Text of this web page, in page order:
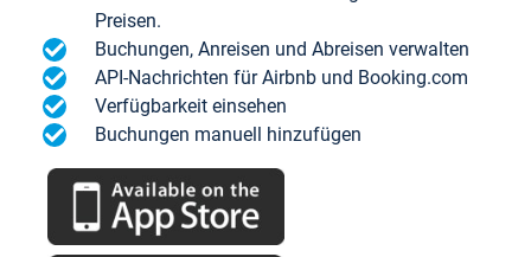
Preisen.
Buchungen, Anreisen und Abreisen verwalten
API-Nachrichten für Airbnb und Booking.com
Verfügbarkeit einsehen
Buchungen manuell hinzufügen